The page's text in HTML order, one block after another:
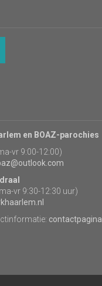
en BOAZ-parochies
vr 9:00-12:00)
vr 9:30-12:30 uur)
contactpagina